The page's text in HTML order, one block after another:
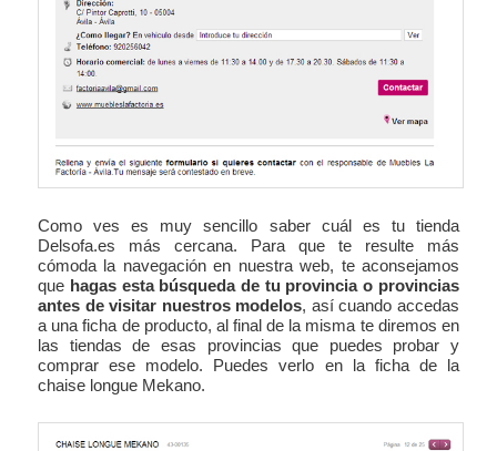
Como ves es muy sencillo saber cuál es tu tienda
Delsofa.es más cercana. Para que te resulte más
cómoda la navegación en nuestra web, te aconsejamos
que hagas esta búsqueda de tu provincia o provincias
antes de visitar nuestros modelos, así cuando accedas
a una ficha de producto, al final de la misma te diremos en
las tiendas de esas provincias que puedes probar y
comprar ese modelo. Puedes verlo en la ficha de la
chaise longue Mekano.